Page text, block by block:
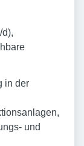
d),
in der
und